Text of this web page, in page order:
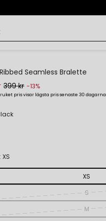
Seamless Bralette
399 kr -13%
pris visar lägsta pris senaste 30 dagarna
XS
XS
S
M